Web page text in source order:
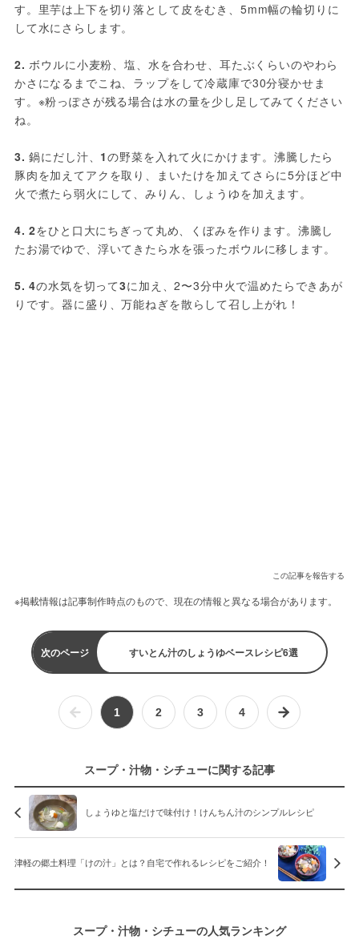
す。里芋は上下を切り落として皮をむき、5mm幅の輪切りに
して水にさらします。
2. ボウルに小麦粉、塩、水を合わせ、耳たぶくらいのやわら
かさになるまでこね、ラップをして冷蔵庫で30分寝かせま
す。※粉っぽさが残る場合は水の量を少し足してみてください
ね。
3. 鍋にだし汁、 1の野菜を入れて火にかけます。沸騰したら
豚肉を加えてアクを取り、まいたけを加えてさらに5分ほど中
火で煮たら弱火にして、みりん、しょうゆを加えます。
4. 2をひと口大にちぎって丸め、くぼみを作ります。沸騰し
たお湯でゆで、浮いてきたら水を張ったボウルに移します。
5. 4の水気を切って3に加え、2〜3分中火で温めたらできあが
りです。器に盛り、万能ねぎを散らして召し上がれ！
この記事を報告する
※掲載情報は記事制作時点のもので、現在の情報と異なる場合があります。
次のページ すいとん汁のしょうゆベースレシピ6選
1 2 3 4
スープ・汁物・シチューに関する記事
しょうゆと塩だけで味付け！けんちん汁のシンプルレシピ
津軽の郷土料理「けの汁」とは？自宅で作れるレシピをご紹介！
スープ・汁物・シチューの人気ランキング